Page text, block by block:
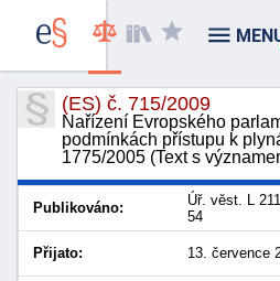
(ES) č. 715/2009
Nařízení Evropského
podmínkách přístupu k
1775/2005 (Text s
Publikováno:
Úř. věst. L
54
Přijato: 13. července